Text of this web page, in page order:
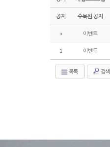
공지 수목원 공지
» 이벤트
1 이벤트
목록 검색